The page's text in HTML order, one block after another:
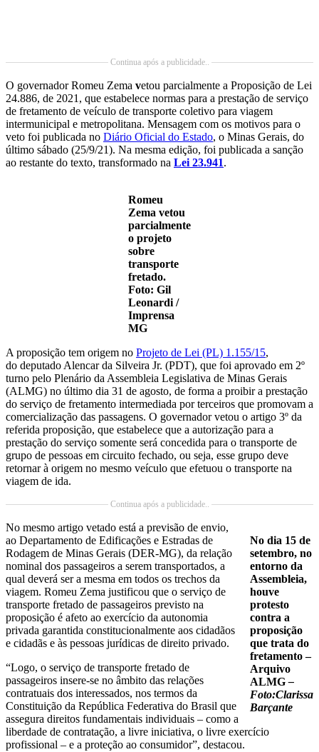
Continua após a publicidade..
O governador Romeu Zema vetou parcialmente a Proposição de Lei
24.886, de 2021, que estabelece normas para a prestação de serviço
de fretamento de veículo de transporte coletivo para viagem
intermunicipal e metropolitana. Mensagem com os motivos para o
veto foi publicada no Diário Oficial do Estado, o Minas Gerais, do
último sábado (25/9/21). Na mesma edição, foi publicada a sanção
ao restante do texto, transformado na Lei 23.941.
Romeu
Zema vetou
parcialmente
o projeto
sobre
transporte
fretado.
Foto: Gil
Leonardi /
Imprensa
MG
A proposição tem origem no Projeto de Lei (PL) 1.155/15,
do deputado Alencar da Silveira Jr. (PDT), que foi aprovado em 2º
turno pelo Plenário da Assembleia Legislativa de Minas Gerais
(ALMG) no último dia 31 de agosto, de forma a proibir a prestação
do serviço de fretamento intermediada por terceiros que promovam a
comercialização das passagens. O governador vetou o artigo 3º da
referida proposição, que estabelece que a autorização para a
prestação do serviço somente será concedida para o transporte de
grupo de pessoas em circuito fechado, ou seja, esse grupo deve
retornar à origem no mesmo veículo que efetuou o transporte na
viagem de ida.
Continua após a publicidade..
No dia 15 de
setembro, no
entorno da
Assembleia,
houve
protesto
contra a
proposição
que trata do
fretamento –
Arquivo
ALMG–
Foto:Clarissa
Barçante
No mesmo artigo vetado está a previsão de envio,
ao Departamento de Edificações e Estradas de
Rodagem de Minas Gerais (DER-MG), da relação
nominal dos passageiros a serem transportados, a
qual deverá ser a mesma em todos os trechos da
viagem. Romeu Zema justificou que o serviço de
transporte fretado de passageiros previsto na
proposição é afeto ao exercício da autonomia
privada garantida constitucionalmente aos cidadãos
e cidadãs e às pessoas jurídicas de direito privado.
“Logo, o serviço de transporte fretado de
passageiros insere-se no âmbito das relações
contratuais dos interessados, nos termos da
Constituição da República Federativa do Brasil que
assegura direitos fundamentais individuais – como a
liberdade de contratação, a livre iniciativa, o livre exercício
profissional – e a proteção ao consumidor”, destacou.